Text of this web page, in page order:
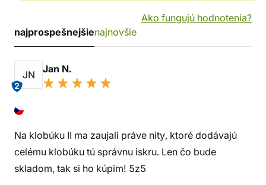
Ako fungujú hodnotenia?
najprospešnejšienajnovšie
JN
2
Jan N.
Na klobúku II ma zaujali práve nity, ktoré dodávajú
celému klobúku tú správnu iskru. Len čo bude
skladom, tak si ho kúpim! 5z5